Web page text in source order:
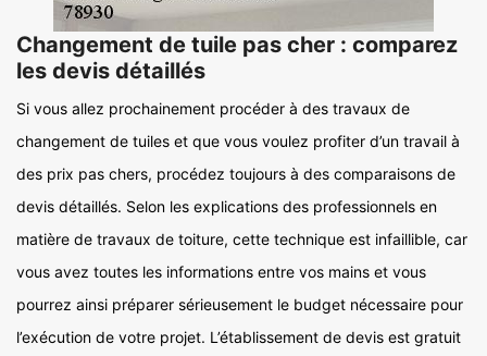
Changement de tuile pas cher : comparez
les devis détaillés
Si vous allez prochainement procéder à des travaux de
changement de tuiles et que vous voulez profiter d’un travail à
des prix pas chers, procédez toujours à des comparaisons de
devis détaillés. Selon les explications des professionnels en
matière de travaux de toiture, cette technique est infaillible, car
vous avez toutes les informations entre vos mains et vous
pourrez ainsi préparer sérieusement le budget nécessaire pour
l’exécution de votre projet. L’établissement de devis est gratuit